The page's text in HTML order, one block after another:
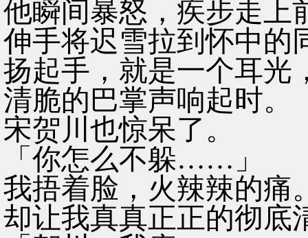
他瞬间暴怒，疾步走上
伸手将迟雪拉到怀中的
扬起手，就是一个耳光
清脆的巴掌声响起时。
宋贺川也惊呆了。
「你怎么不躲……」
我捂着脸，火辣辣的痛
却让我真真正正的彻底